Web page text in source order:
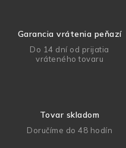
Garancia vrátenia peňazí
Do 14 dní od prijatia
vráteného tovaru
Tovar skladom
Doručíme do 48 hodín